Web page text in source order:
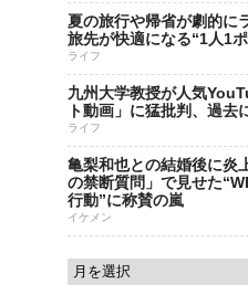
夏の旅行や帰省が劇的に
旅先が快適になる“1人1
ライフ
九州大学教授が人気
ト動画」に猛批判、過
ライフ
亀梨和也との結婚後に炎
の禁断質問」で見せた
行動”に称賛の嵐
イケメン